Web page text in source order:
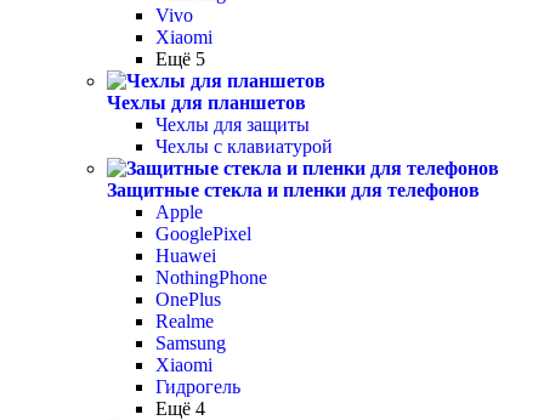
Vivo
Xiaomi
Ещё 5
Чехлы для планшетов
Чехлы для защиты
Чехлы с клавиатурой
Защитные стекла и пленки для телефонов
Apple
GooglePixel
Huawei
NothingPhone
OnePlus
Realme
Samsung
Xiaomi
Гидрогель
Ещё 4